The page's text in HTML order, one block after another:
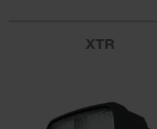
XTR